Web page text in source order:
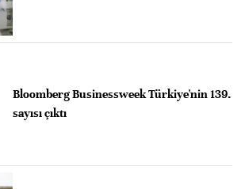
Bloomberg Businessweek Türkiye'nin 139.
sayısı çıktı